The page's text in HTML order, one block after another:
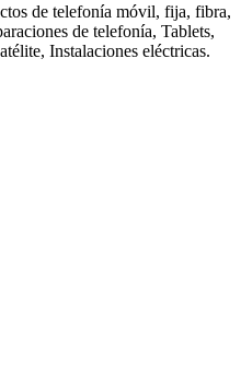
de telefonía móvil, fija, fibra,
de telefonía, Tablets,
Instalaciones eléctricas.